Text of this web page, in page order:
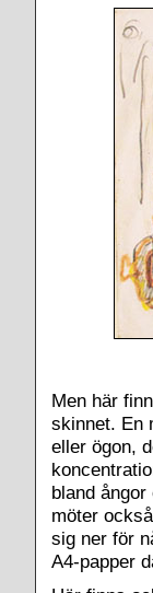
Men här
skinnet. En
eller ögon,
bland
möter
sig ner för
A4-papper